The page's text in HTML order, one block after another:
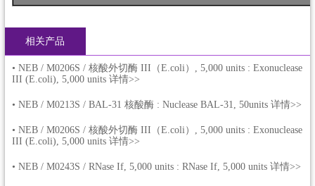
相关产品
• NEB / M0206S / 核酸外切酶 III（E.coli）, 5,000 units : Exonuclease
III (E.coli), 5,000 units 详情>>
• NEB / M0213S / BAL-31 核酸酶 : Nuclease BAL-31, 50units 详情>>
• NEB / M0206S / 核酸外切酶 III（E.coli）, 5,000 units : Exonuclease
III (E.coli), 5,000 units 详情>>
• NEB / M0243S / RNase If, 5,000 units : RNase If, 5,000 units 详情>>